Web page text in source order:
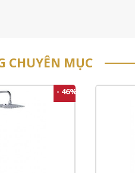
CHUYÊN MỤC
- 46%